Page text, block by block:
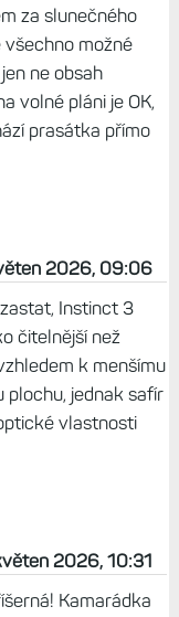
za slunečného
možné
ne obsah
volné pláni je OK,
prasátka přímo
2026, 09:06
Instinct 3
čitelnější než
k menšímu
plochu, jednak safír
vlastnosti
2026, 10:31
Kamarádka